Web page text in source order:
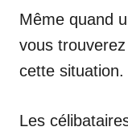
Même quand
vous
cette situation.
Les